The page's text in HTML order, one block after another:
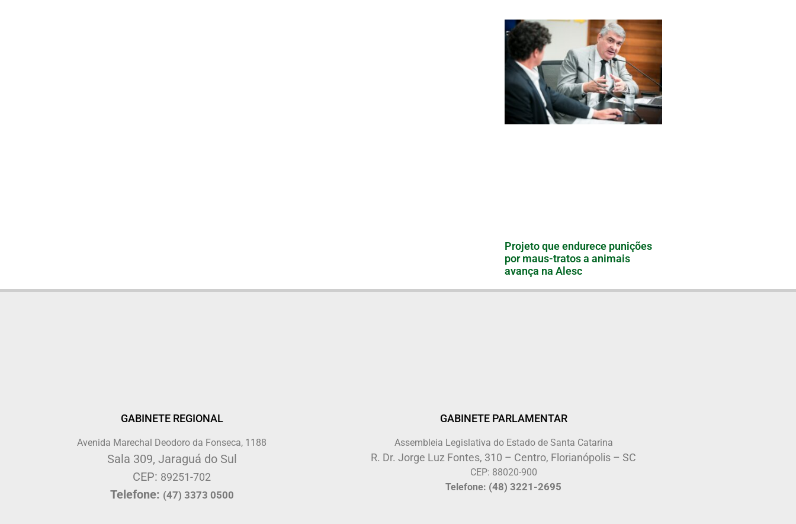
Projeto que endurece punições
por maus-tratos a animais
avança na Alesc
GABINETE REGIONAL
Avenida Marechal Deodoro da Fonseca, 1188
Sala 309, Jaraguá do Sul
CEP: 89251-702
Telefone: (47) 3373 0500
GABINETE PARLAMENTAR
Assembleia Legislativa do Estado de Santa Catarina
R. Dr. Jorge Luz Fontes, 310 – Centro, Florianópolis – SC
CEP: 88020-900
Telefone: (48) 3221-2695